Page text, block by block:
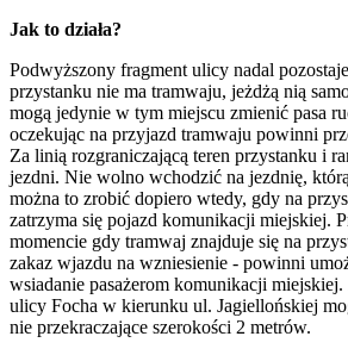
Jak to działa?
Podwyższony fragment ulicy nadal
przystanku nie ma tramwaju, jeżdżą nią
mogą jedynie w tym miejscu zmienić pasa
oczekując na przyjazd tramwaju powinni
Za linią rozgraniczającą teren przystanku i
jezdni. Nie wolno wchodzić na jezdnię,
można to zrobić dopiero wtedy, gdy na
zatrzyma się pojazd komunikacji miejskiej.
momencie gdy tramwaj znajduje się na
zakaz wjazdu na wzniesienie - powinni
wsiadanie pasażerom komunikacji
ulicy Focha w kierunku ul. Jagiellońskiej
nie przekraczające szerokości 2 metrów.